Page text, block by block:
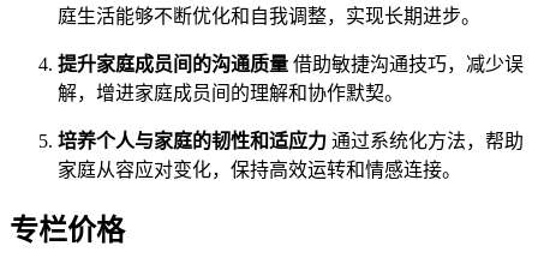
庭生活能够不断优化和自我调整，实现长期进步。
提升家庭成员间的沟通质量 借助敏捷沟通技巧，减少误
解，增进家庭成员间的理解和协作默契。
培养个人与家庭的韧性和适应力 通过系统化方法，帮助
家庭从容应对变化，保持高效运转和情感连接。
专栏价格